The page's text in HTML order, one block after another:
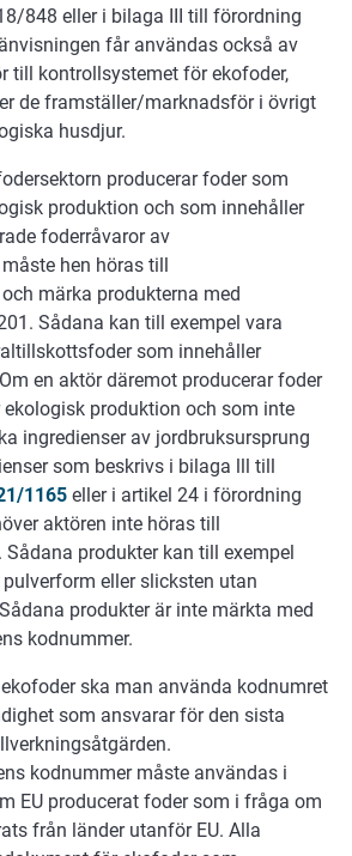
848 eller i bilaga III till förordning
får användas också av
till kontrollsystemet för ekofoder,
de framställer/marknadsför i övrigt
husdjur.
producerar foder som
produktion och som innehåller
foderråvaror av
hen höras till
märka produkterna med
Sådana kan till exempel vara
som innehåller
en aktör däremot producerar foder
produktion och som inte
ingredienser av jordbruksursprung
som beskrivs i bilaga lll till
1165 eller i artikel 24 i förordning
aktören inte höras till
produkter kan till exempel
eller slicksten utan
produkter är inte märkta med
kodnummer.
ska man använda kodnumret
som ansvarar för den sista
kodnummer måste användas i
EU producerat foder som i fråga om
från länder utanför EU. Alla